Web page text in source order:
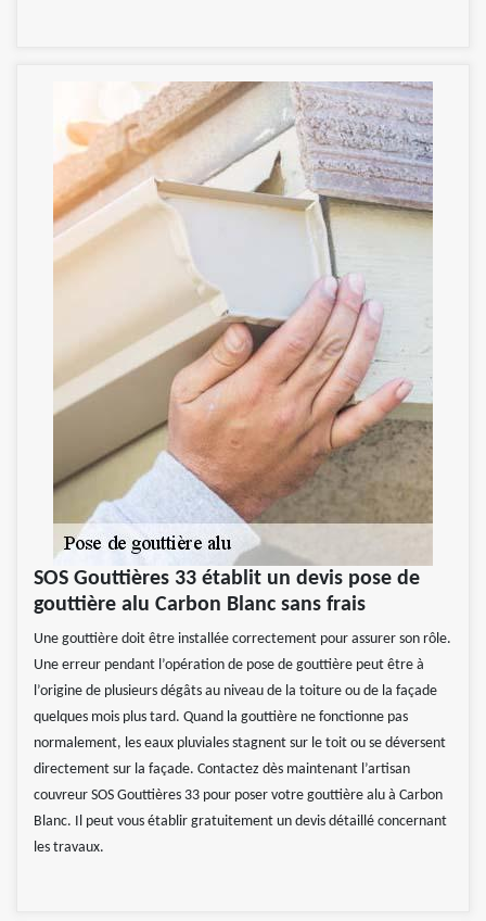
SOS Gouttières 33 établit un devis pose de
gouttière alu Carbon Blanc sans frais
Une gouttière doit être installée correctement pour assurer son rôle.
Une erreur pendant l’opération de pose de gouttière peut être à
l’origine de plusieurs dégâts au niveau de la toiture ou de la façade
quelques mois plus tard. Quand la gouttière ne fonctionne pas
normalement, les eaux pluviales stagnent sur le toit ou se déversent
directement sur la façade. Contactez dès maintenant l’artisan
couvreur SOS Gouttières 33 pour poser votre gouttière alu à Carbon
Blanc. Il peut vous établir gratuitement un devis détaillé concernant
les travaux.